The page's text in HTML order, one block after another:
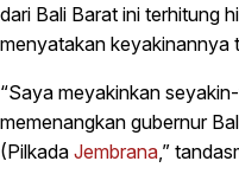
dari Bali Barat ini terhitung
menyatakan keyakinannya
“Saya meyakinkan
memenangkan gubernur
(Pilkada Jembrana ,”